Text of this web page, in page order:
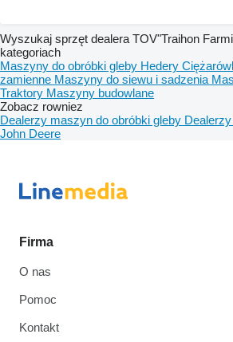
Wyszukaj sprzęt dealera TOV"Traihon
kategoriach
Maszyny do obróbki gleby Hedery
zamienne Maszyny do siewu i sadzenia
Traktory Maszyny budowlane
Zobacz rowniez
Dealerzy maszyn do obróbki gleby
John Deere
Firma
O nas
Pomoc
Kontakt